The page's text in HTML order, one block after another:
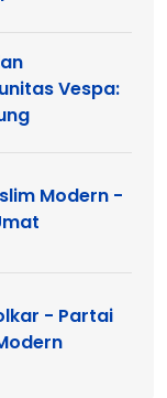
Vespa:
Modern -
- Partai